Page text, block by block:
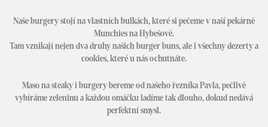
Naše burgery stojí na vlastních bulkách, které si pečeme v naší pekárně
Munchies na Hybešově.
Tam vznikají nejen dva druhy našich burger buns, ale i všechny dezerty a
cookies, které u nás ochutnáte.
Maso na steaky i burgery bereme od našeho řezníka Pavla, pečlivě
vybíráme zeleninu a každou omáčku ladíme tak dlouho, dokud nedává
perfektní smysl.